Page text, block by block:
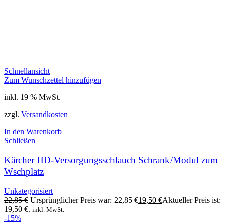
Schnellansicht
Zum Wunschzettel hinzufügen
inkl. 19 % MwSt.
zzgl. Versandkosten
In den Warenkorb
Schließen
Kärcher HD-Versorgungsschlauch Schrank/Modul zum
Wschplatz
Unkategorisiert
22,85€ Ursprünglicher Preis war: 22,85 €19,50 €Aktueller Preis ist:
19,50 €. inkl. MwSt.
-15%